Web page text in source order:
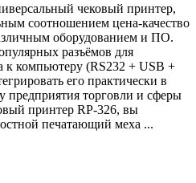
чековый принтер,
соотношением цена-качество
оборудованием и ПО.
разъёмов для
к компьютеру (RS232 + USB +
его практически в
предприятия торговли и сферы
принтер RP-326, вы
печатающий меха ...